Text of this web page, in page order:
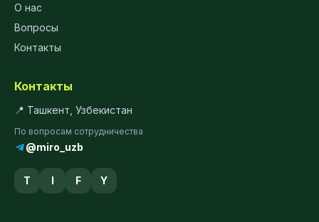
О нас
Вопросы
Контакты
Контакты
📍 Ташкент, Узбекистан
По вопросам сотрудничества
@miro_uzb
T I F Y